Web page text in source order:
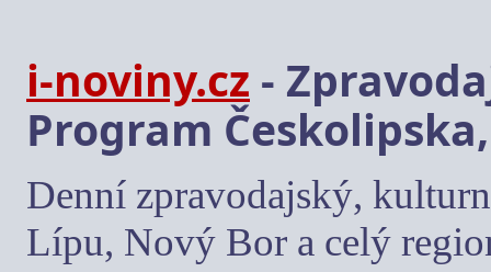
i-noviny.cz -
Program
Denní zpravodajský,
Lípu, Nový Bor a celý